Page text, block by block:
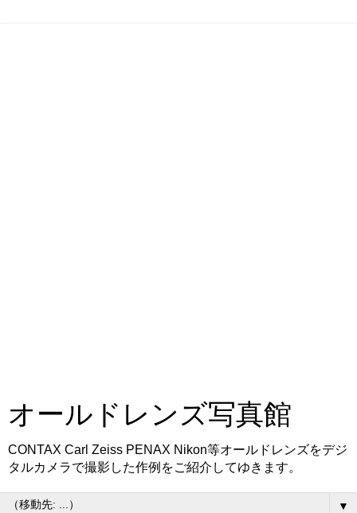
オールドレンズ写真館
CONTAX Carl Zeiss PENAX Nikon等オールドレンズをデジ
タルカメラで撮影した作例をご紹介してゆきます。
▼